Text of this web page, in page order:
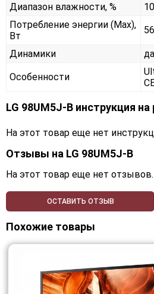
Диапазон влажности, %
Потребление энергии (Max),
Вт
Динамики да
Особенности
LG 98UM5J-B инструкция
На этот товар еще нет
Отзывы на LG 98UM5J-B
На этот товар еще нет отзывов.
ОСТАВИТЬ ОТЗЫВ
Похожие товары